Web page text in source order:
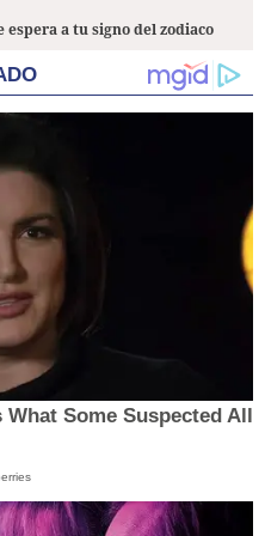
espera a tu signo del zodiaco
Some Suspected All